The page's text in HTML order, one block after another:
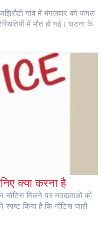
गांव में मंगलवार को जंगल
में मौत हो गई। घटना के
क्या करना है
नोटिस मिलने पर मतदाताओं को
किया है कि नोटिस जारी